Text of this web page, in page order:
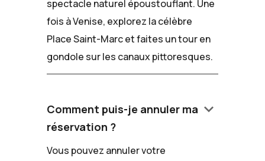
spectacle naturel époustouflant. Une
fois à Venise, explorez la célèbre
Place Saint-Marc et faites un tour en
gondole sur les canaux pittoresques.
Comment puis-je annuler ma
réservation ?
keyboard_arrow_down
Vous pouvez annuler votre